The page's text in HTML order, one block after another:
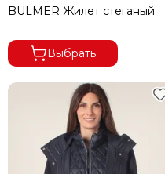
BULMER Жилет стеганый
Выбрать